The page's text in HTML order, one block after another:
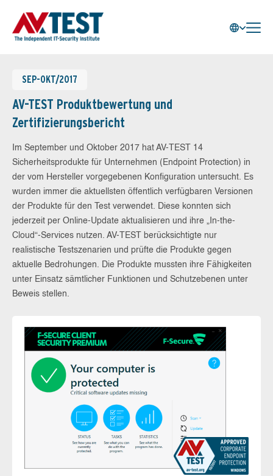
SEP-OKT/2017
AV-TEST Produktbewertung und
Zertifizierungsbericht
Im September und Oktober 2017 hat AV-TEST 14
Sicherheitsprodukte für Unternehmen (Endpoint Protection) in
der vom Hersteller vorgegebenen Konfiguration untersucht. Es
wurden immer die aktuellsten öffentlich verfügbaren Versionen
der Produkte für den Test verwendet. Diese konnten sich
jederzeit per Online-Update aktualisieren und ihre „In-the-
Cloud“-Services nutzen. AV-TEST berücksichtigte nur
realistische Testszenarien und prüfte die Produkte gegen
aktuelle Bedrohungen. Die Produkte mussten ihre Fähigkeiten
unter Einsatz sämtlicher Funktionen und Schutzebenen unter
Beweis stellen.